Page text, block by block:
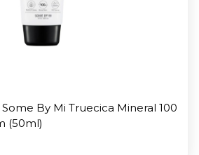
By Mi Truecica Mineral 100
(50ml)